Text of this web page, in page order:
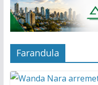
Farandula